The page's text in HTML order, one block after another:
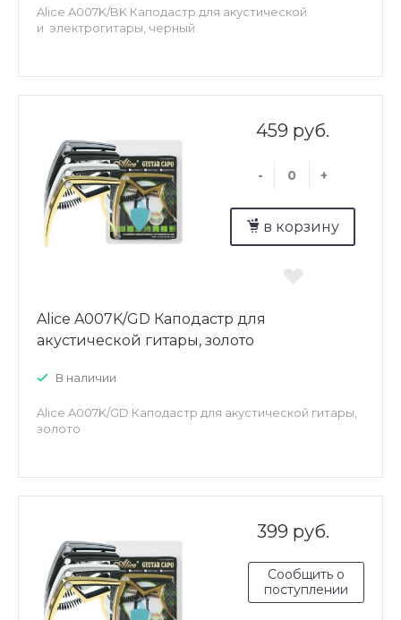
Alice A007K/BK Каподастр для акустической
и электрогитары, черный
459 руб.
- +
в корзину
Alice A007K/GD Каподастр для
акустической гитары, золото
В наличии
Alice A007K/GD Каподастр для акустической гитары,
золото
399 руб.
Сообщить о
поступлении